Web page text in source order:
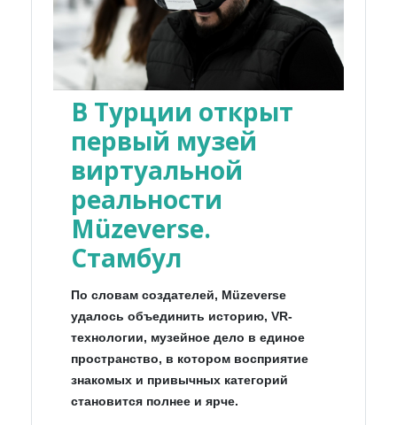
В Турции открыт
первый музей
виртуальной
реальности
Müzeverse.
Стамбул
По словам создателей, Müzeverse
удалось объединить историю, VR-
технологии, музейное дело в единое
пространство, в котором восприятие
знакомых и привычных категорий
становится полнее и ярче.